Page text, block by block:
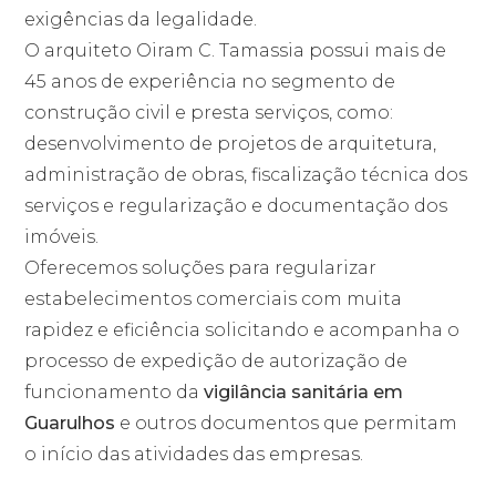
exigências da legalidade.
O arquiteto Oiram C. Tamassia possui mais de
45 anos de experiência no segmento de
construção civil e presta serviços, como:
desenvolvimento de projetos de arquitetura,
administração de obras, fiscalização técnica dos
serviços e regularização e documentação dos
imóveis.
Oferecemos soluções para regularizar
estabelecimentos comerciais com muita
rapidez e eficiência solicitando e acompanha o
processo de expedição de autorização de
funcionamento davigilância sanitária em
Guarulhos e outros documentos que permitam
o início das atividades das empresas.